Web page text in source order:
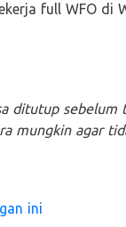
full WFO di
ditutup sebelum
mungkin agar
ini